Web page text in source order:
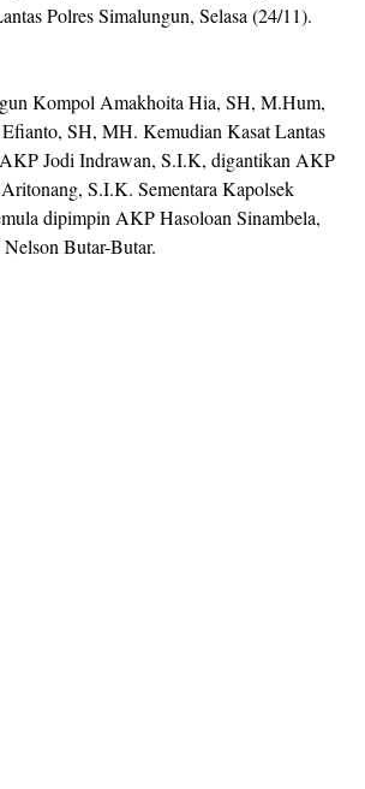
Polres Simalungun, Selasa (24/11).
Kompol Amakhoita Hia, SH, M.Hum,
SH, MH. Kemudian Kasat Lantas
Jodi Indrawan, S.I.K, digantikan AKP
S.I.K. Sementara Kapolsek
dipimpin AKP Hasoloan Sinambela,
Butar-Butar.